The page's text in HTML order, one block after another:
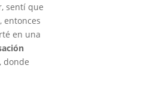
sentí que
, entonces
en una
donde